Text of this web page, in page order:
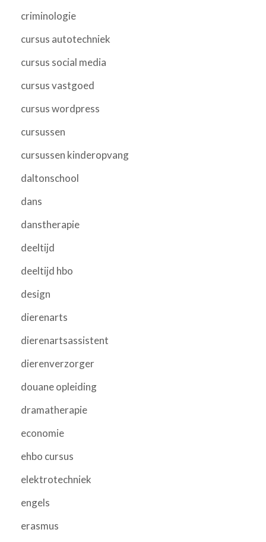
criminologie
cursus autotechniek
cursus social media
cursus vastgoed
cursus wordpress
cursussen
cursussen kinderopvang
daltonschool
dans
danstherapie
deeltijd
deeltijd hbo
design
dierenarts
dierenartsassistent
dierenverzorger
douane opleiding
dramatherapie
economie
ehbo cursus
elektrotechniek
engels
erasmus